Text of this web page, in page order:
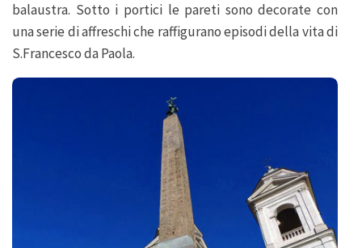
balaustra. Sotto i portici le pareti sono decorate con
una serie di affreschi che raffigurano episodi della vita di
S.Francesco da Paola.